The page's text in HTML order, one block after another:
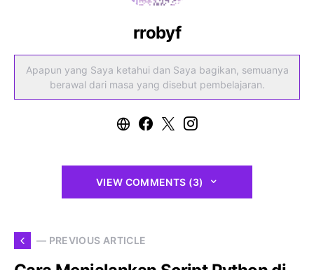
rrobyf
Apapun yang Saya ketahui dan Saya bagikan, semuanya
berawal dari masa yang disebut pembelajaran.
VIEW COMMENTS (3)
— PREVIOUS ARTICLE